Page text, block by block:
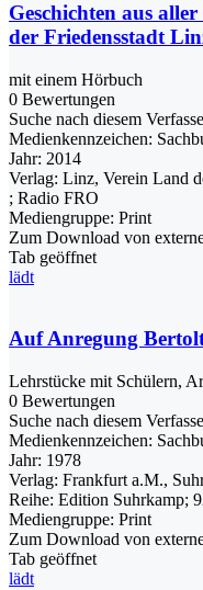
Geschichten aus
der Friedensstadt
mit einem Hörbuch
0 Bewertungen
Suche nach diesem
Medienkennzeichen:
Jahr: 2014
Verlag: Linz, Verein Land
; Radio FRO
Mediengruppe: Print
Zum Download von
Tab geöffnet
lädt
Auf Anregung
Lehrstücke mit Schülern,
0 Bewertungen
Suche nach diesem
Medienkennzeichen:
Jahr: 1978
Verlag: Frankfurt a.M.,
Reihe: Edition Suhrkamp;
Mediengruppe: Print
Zum Download von
Tab geöffnet
lädt